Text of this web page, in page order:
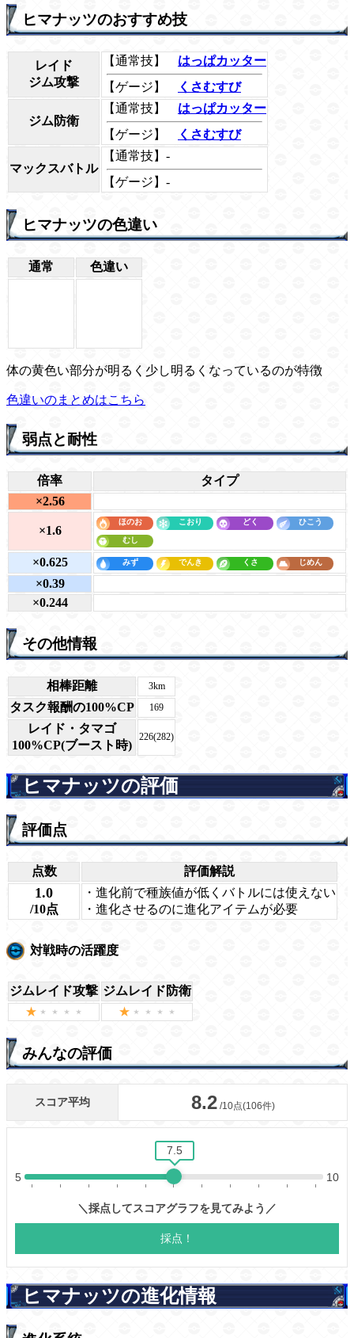
ヒマナッツのおすすめ技
レイド
ジム攻撃
【通常技】
はっぱカッター
【ゲージ】
くさむすび
ジム防衛
【通常技】
はっぱカッター
【ゲージ】
くさむすび
マックスバトル
【通常技】-
【ゲージ】-
ヒマナッツの色違い
通常 色違い
体の黄色い部分が明るく少し明るくなっているのが特徴
色違いのまとめはこちら
弱点と耐性
倍率
タイプ
×2.56
×1.6
×0.625
×0.39
×0.244
その他情報
相棒距離 3km
タスク報酬の100%CP 169
レイド・タマゴ
100%CP(ブースト時)
226(282)
ヒマナッツの評価
評価点
点数 評価解説
1.0
/10点
・進化前で種族値が低くバトルには使えない
・進化させるのに進化アイテムが必要
対戦時の活躍度
ジムレイド攻撃 ジムレイド防衛
みんなの評価
ヒマナッツの進化情報